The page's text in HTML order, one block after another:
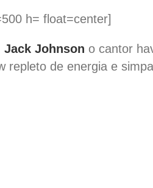
h= float=center]
Jack Johnson o cantor
repleto de energia e